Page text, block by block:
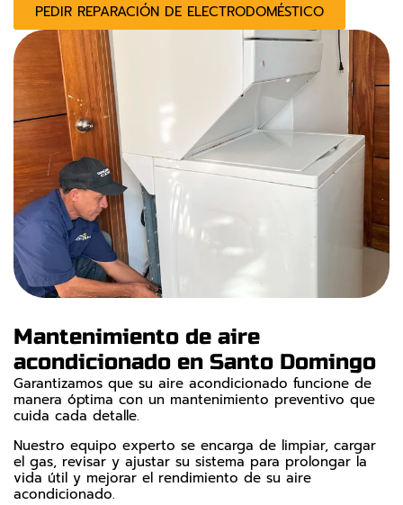
PEDIR REPARACIÓN DE ELECTRODOMÉSTICO
Mantenimiento de aire
acondicionado en Santo Domingo
Garantizamos que su aire acondicionado funcione de
manera óptima con un mantenimiento preventivo que
cuida cada detalle.
Nuestro equipo experto se encarga de limpiar, cargar
el gas, revisar y ajustar su sistema para prolongar la
vida útil y mejorar el rendimiento de su aire
acondicionado.